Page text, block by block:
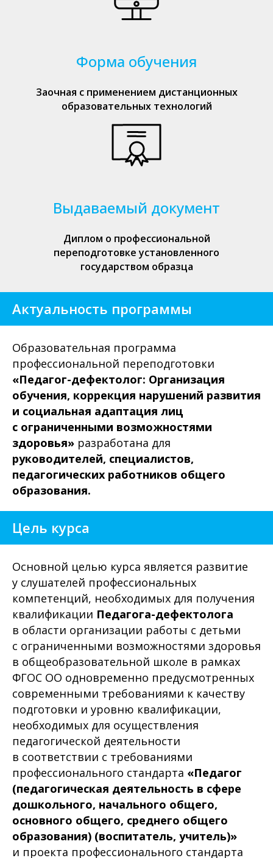
Форма обучения
Заочная с применением дистанционных
образовательных технологий
Выдаваемый документ
Диплом о профессиональной
переподготовке установленного
государством образца
Актуальность программы
Образовательная программа
профессиональной переподготовки
«Педагог-дефектолог: Организация
обучения, коррекция нарушений развития
и социальная адаптация лиц
с ограниченными возможностями
здоровья» разработана для
руководителей, специалистов,
педагогических работников общего
образования.
Цель курса
Основной целью курса является развитие
у слушателей профессиональных
компетенций, необходимых для получения
квалификации Педагога-дефектолога
в области организации работы с детьми
с ограниченными возможностями здоровья
в общеобразовательной школе в рамках
ФГОС ОО одновременно предусмотренных
современными требованиями к качеству
подготовки и уровню квалификации,
необходимых для осуществления
педагогической деятельности
в соответствии с требованиями
профессионального стандарта «Педагог
(педагогическая деятельность в сфере
дошкольного, начального общего,
основного общего, среднего общего
образования) (воспитатель, учитель)»
и проекта профессионального стандарта